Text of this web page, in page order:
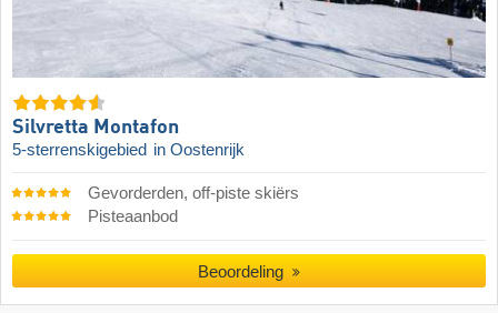
Silvretta Montafon
5-sterrenskigebied in Oostenrijk
Gevorderden, off-piste skiërs
Pisteaanbod
Beoordeling